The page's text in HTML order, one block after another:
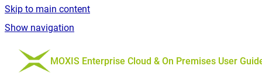
Skip to main content
Show navigation
Go to homepage
MOXIS Enterprise Cloud & On Premises User